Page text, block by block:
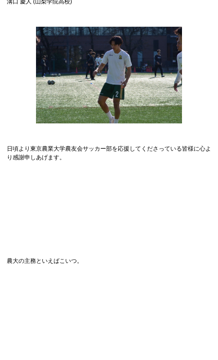
溝口 慶人 (山梨学院高校)
日頃より東京農業大学農友会サッカー部を応援してくださっている皆様に心よ
り感謝申しあげます。
農大の主務といえばこいつ。